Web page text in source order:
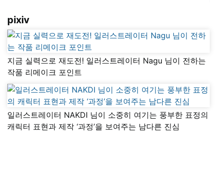
pixiv
지금 실력으로 재도전! 일러스트레이터 Nagu 님이 전하는
작품 리메이크 포인트
일러스트레이터 NAKDI 님이 소중히 여기는 풍부한 표정의
캐릭터 표현과 제작 ‘과정’을 보여주는 남다른 진심